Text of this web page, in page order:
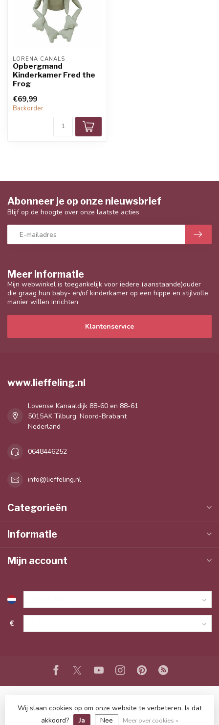
LORENA CANALS
Opbergmand
Kinderkamer Fred the
Frog
€69,99
Backorder
Meer informatie
Mijn webwinkel is toegankelijk voor iedere (aanstaande)ouder
die graag hun baby- en/of kinderkamer op een hippe en stijlvolle
manier willen inrichten
Klantenservice
Abonneer je op onze nieuwsbrief
Blijf op de hoogte over onze laatste acties
www.lieffeling.nl
Lovense Kanaaldijk 88-60 en 88-61
5015AK Tilburg, Noord-Brabant
Nederland
0648446252
info@lieffeling.nl
Categorieën
Informatie
Mijn account
€
© Copyright 2026 www.lieffeling.nl- Powered byLightspeed-
Lightspeed design
Dyvelopment
Wij slaan cookies op om onze website te verbeteren. Is dat
akkoord?
Ja Nee Meer over cookies »